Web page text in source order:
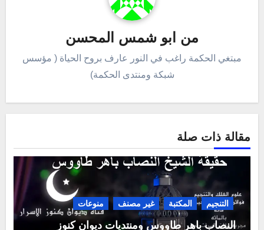
من ابو شمس المحسن
مبتغي الحكمة راغب في النور عارف بروح الحياة ( مؤسس
شبكة ومنتدى الحكمة)
مقالة ذات صلة
التنجيم المكتبة غير مصنف منوعات
النصاب باهر طاووس ومنتديات ديوان كنوز